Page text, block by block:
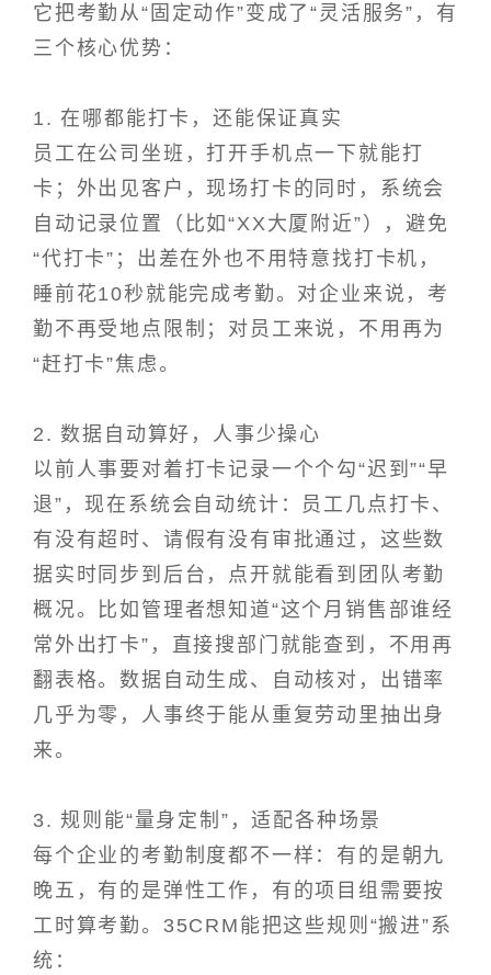
它把考勤从“固定动作”变成了“灵活服务”，有
三个核心优势：
1. 在哪都能打卡，还能保证真实
员工在公司坐班，打开手机点一下就能打
卡；外出见客户，现场打卡的同时，系统会
自动记录位置（比如“XX大厦附近”），避免
“代打卡”；出差在外也不用特意找打卡机，
睡前花10秒就能完成考勤。对企业来说，考
勤不再受地点限制；对员工来说，不用再为
“赶打卡”焦虑。
2. 数据自动算好，人事少操心
以前人事要对着打卡记录一个个勾“迟到”“早
退”，现在系统会自动统计：员工几点打卡、
有没有超时、请假有没有审批通过，这些数
据实时同步到后台，点开就能看到团队考勤
概况。比如管理者想知道“这个月销售部谁经
常外出打卡”，直接搜部门就能查到，不用再
翻表格。数据自动生成、自动核对，出错率
几乎为零，人事终于能从重复劳动里抽出身
来。
3. 规则能“量身定制”，适配各种场景
每个企业的考勤制度都不一样：有的是朝九
晚五，有的是弹性工作，有的项目组需要按
工时算考勤。35CRM能把这些规则“搬进”系
统：